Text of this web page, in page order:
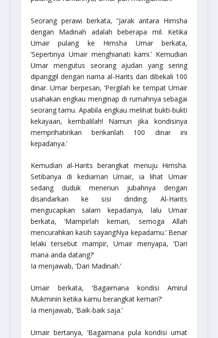
Seorang perawi berkata, “Jarak antara Himsha
dengan Madinah adalah beberapa mil. Ketika
Umair pulang ke Himsha Umar berkata,
‘Sepertinya Umair menghianati kami.’ Kemudian
Umar mengutus seorang ajudan yang sering
dipanggil dengan nama al-Harits dan dibekali 100
dinar. Umar berpesan, ‘Pergilah ke tempat Umair
usahakan engkau menginap di rumahnya sebagai
seorang tamu. Apabila engkau melihat bukti-bukti
kekayaan, kembalilah! Namun jika kondisinya
memprihatinkan berikanlah 100 dinar ini
kepadanya.’
Kemudian al-Harits berangkat menuju Himsha.
Setibanya di kediaman Umair, ia lihat Umair
sedang duduk menenun jubahnya dengan
disandarkan ke sisi dinding. Al-Harits
mengucapkan salam kepadanya, lalu Umair
berkata, ‘Mampirlah kemari, semoga Allah
mencurahkan kasih sayangNya kepadamu.’ Benar
lelaki tersebut mampir, Umair menyapa, ‘Dari
mana anda datang?’
Ia menjawab, ‘Dari Madinah.’
Umair berkata, ‘Bagaimana kondisi Amirul
Mukminin ketika kamu berangkat kemari?’
Ia menjawab, ‘Baik-baik saja.’
Umair bertanya, ‘Bagaimana pula kondisi umat